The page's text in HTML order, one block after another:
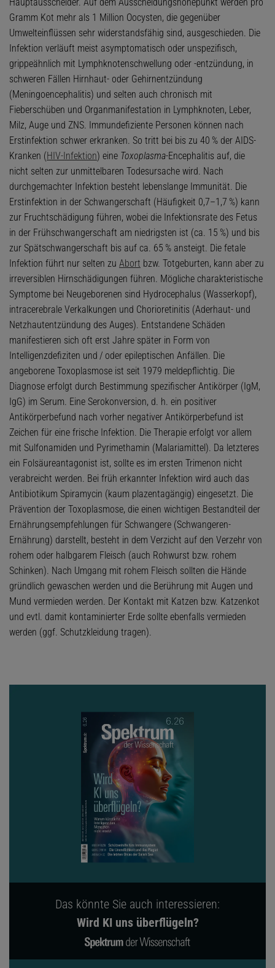
Gramm Kot mehr als 1 Million Oocysten, die gegenüber
Umwelteinflüssen sehr widerstandsfähig sind, ausgeschieden. Die
Infektion verläuft meist asymptomatisch oder unspezifisch,
grippeähnlich mit Lymphknotenschwellung oder -entzündung, in
schweren Fällen Hirnhaut- oder Gehirnentzündung
(Meningoencephalitis) und selten auch chronisch mit
Fieberschüben und Organmanifestation in Lymphknoten, Leber,
Milz, Auge und ZNS. Immundefiziente Personen können nach
Erstinfektion schwer erkranken. So tritt bei bis zu 40 % der AIDS-
Kranken (HIV-Infektion) eine Toxoplasma-Encephalitis auf, die
nicht selten zur unmittelbaren Todesursache wird. Nach
durchgemachter Infektion besteht lebenslange Immunität. Die
Erstinfektion in der Schwangerschaft (Häufigkeit 0,7–1,7 %) kann
zur Fruchtschädigung führen, wobei die Infektionsrate des Fetus
in der Frühschwangerschaft am niedrigsten ist (ca. 15 %) und bis
zur Spätschwangerschaft bis auf ca. 65 % ansteigt. Die fetale
Infektion führt nur selten zu Abort bzw. Totgeburten, kann aber zu
irreversiblen Hirnschädigungen führen. Mögliche charakteristische
Symptome bei Neugeborenen sind Hydrocephalus (Wasserkopf),
intracerebrale Verkalkungen und Chorioretinitis (Aderhaut- und
Netzhautentzündung des Auges). Entstandene Schäden
manifestieren sich oft erst Jahre später in Form von
Intelligenzdefiziten und / oder epileptischen Anfällen. Die
angeborene Toxoplasmose ist seit 1979 meldepflichtig. Die
Diagnose erfolgt durch Bestimmung spezifischer Antikörper (IgM,
IgG) im Serum. Eine Serokonversion, d. h. ein positiver
Antikörperbefund nach vorher negativer Antikörperbefund ist
Zeichen für eine frische Infektion. Die Therapie erfolgt vor allem
mit Sulfonamiden und Pyrimethamin (Malariamittel). Da letzteres
ein Folsäureantagonist ist, sollte es im ersten Trimenon nicht
verabreicht werden. Bei früh erkannter Infektion wird auch das
Antibiotikum Spiramycin (kaum plazentagängig) eingesetzt. Die
Prävention der Toxoplasmose, die einen wichtigen Bestandteil der
Ernährungsempfehlungen für Schwangere (Schwangeren-
Ernährung) darstellt, besteht in dem Verzicht auf den Verzehr von
rohem oder halbgarem Fleisch (auch Rohwurst bzw. rohem
Schinken). Nach Umgang mit rohem Fleisch sollten die Hände
gründlich gewaschen werden und die Berührung mit Augen und
Mund vermieden werden. Der Kontakt mit Katzen bzw. Katzenkot
und evtl. damit kontaminierter Erde sollte ebenfalls vermieden
werden (ggf. Schutzkleidung tragen).
Das könnte Sie auch interessieren:
Wird KI uns überflügeln?